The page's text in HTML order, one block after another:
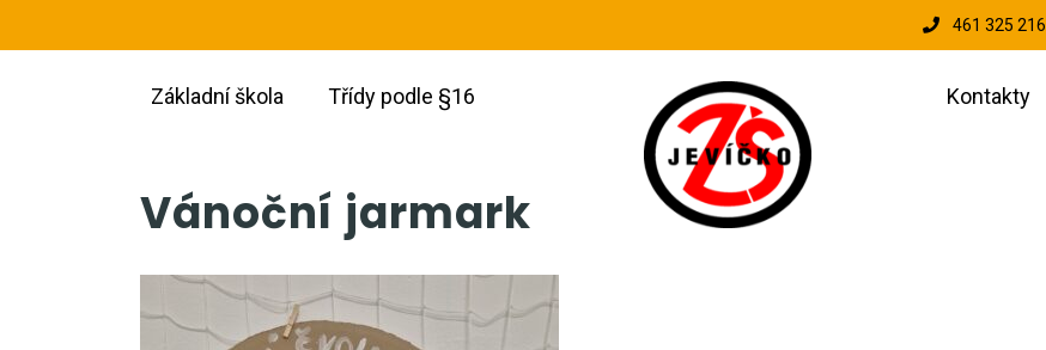
461 325 216
Základní škola Třídy podle §16 Kontakty
Vánoční jarmark